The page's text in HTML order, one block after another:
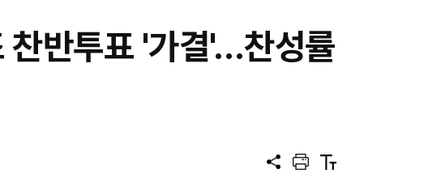
찬반투표 '가결'…찬성률
공
프
텍